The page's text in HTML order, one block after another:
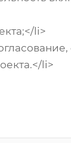
li>
li>